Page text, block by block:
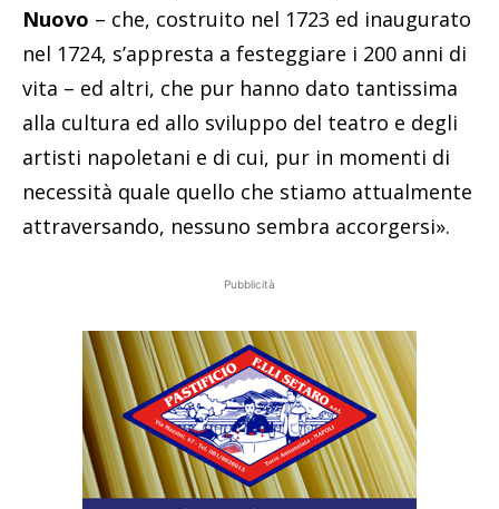
Nuovo – che, costruito nel 1723 ed inaugurato
nel 1724, s’appresta a festeggiare i 200 anni di
vita – ed altri, che pur hanno dato tantissima
alla cultura ed allo sviluppo del teatro e degli
artisti napoletani e di cui, pur in momenti di
necessità quale quello che stiamo attualmente
attraversando, nessuno sembra accorgersi».
Pubblicità